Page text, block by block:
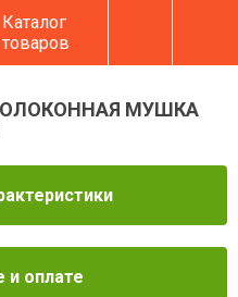
Каталог
товаров
МУШКА
и оплате